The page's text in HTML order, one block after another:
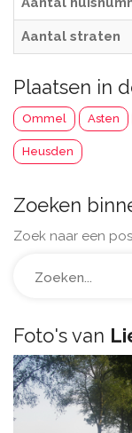
Aantal straten
Plaatsen in
Ommel Asten
Heusden
Zoeken
Zoek naar een
Foto's van